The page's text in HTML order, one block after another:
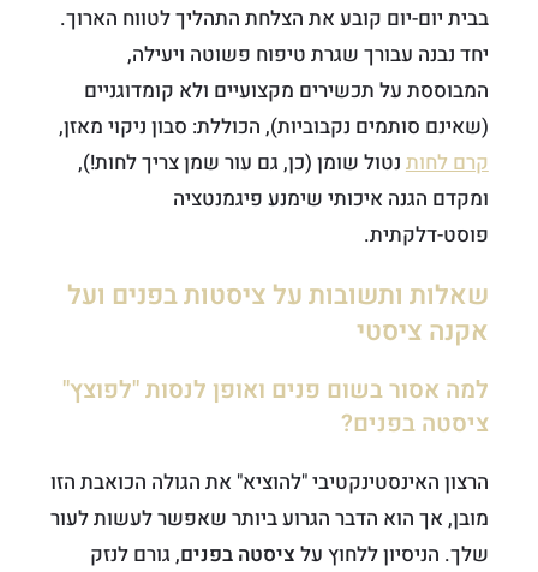
בבית יום-יום קובע את הצלחת התהליך לטווח הארוך.
יחד נבנה עבורך שגרת טיפוח פשוטה ויעילה,
המבוססת על תכשירים מקצועיים ולא קומדוגניים
(שאינם סותמים נקבוביות), הכוללת: סבון ניקוי מאזן,
קרם לחות נטול שומן (כן, גם עור שמן צריך לחות!),
ומקדם הגנה איכותי שימנע פיגמנטציה
פוסט-דלקתית.
שאלות ותשובות על ציסטות בפנים ועל
אקנה ציסטי
למה אסור בשום פנים ואופן לנסות "לפוצץ"
ציסטה בפנים?
הרצון האינסטינקטיבי "להוציא" את הגולה הכואבת הזו
מובן, אך הוא הדבר הגרוע ביותר שאפשר לעשות לעור
שלך. הניסיון ללחוץ על ציסטה בפנים, גורם לנזק